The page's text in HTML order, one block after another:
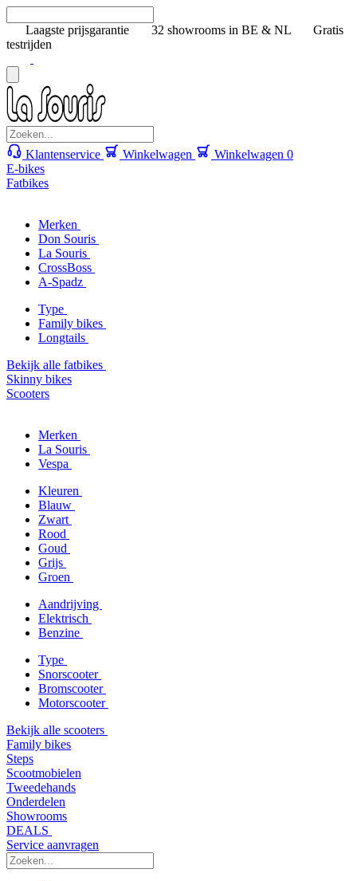
Laagste prijsgarantie 32 showrooms in BE & NL
Gratis
testrijden
Klantenservice Winkelwagen Winkelwagen 0
E-bikes
Fatbikes
Merken
Don Souris
La Souris
CrossBoss
A-Spadz
Type
Family bikes
Longtails
Bekijk alle fatbikes
Skinny bikes
Scooters
Merken
La Souris
Vespa
Kleuren
Blauw
Zwart
Rood
Goud
Grijs
Groen
Aandrijving
Elektrisch
Benzine
Type
Snorscooter
Bromscooter
Motorscooter
Bekijk alle scooters
Family bikes
Steps
Scootmobielen
Tweedehands
Onderdelen
Showrooms
DEALS
Service aanvragen